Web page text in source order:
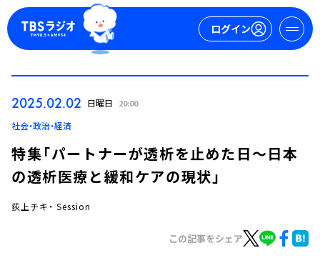
ログイン
2025.02.02 日曜日 20:00
社会・政治・経済
特集「パートナーが透析を止めた日～日本
の透析医療と緩和ケアの現状」
荻上チキ・ Session
この記事をシェア